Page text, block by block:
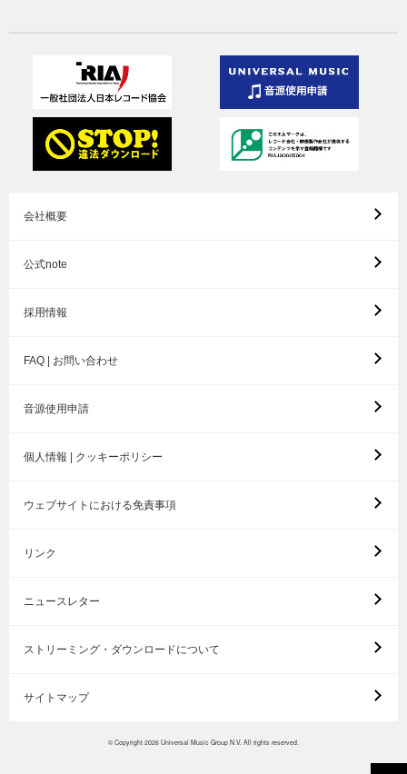
会社概要
公式note
採用情報
FAQ | お問い合わせ
音源使用申請
個人情報 | クッキーポリシー
ウェブサイトにおける免責事項
リンク
ニュースレター
ストリーミング・ダウンロードについて
サイトマップ
© Copyright 2026 Universal Music Group N.V. All rights reserved.